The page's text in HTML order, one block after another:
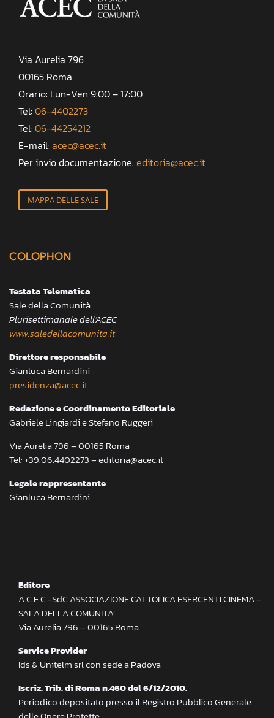
Via Aurelia 796
00165 Roma
Orario: Lun-Ven 9:00 – 17:00
Tel: 06-4402273
Tel: 06-44254212
E-mail: acec@acec.it
Per invio documentazione: editoria@acec.it
MAPPA DELLE SALE
COLOPHON
Testata Telematica
Sale della Comunità
Plurisettimanale dell’ACEC
www.saledellacomunita.it
Direttore responsabile
Gianluca Bernardini
presidenza@acec.it
Redazione e Coordinamento Editoriale
Gabriele Lingiardi e Stefano Ruggeri
Via Aurelia 796 – 00165 Roma
Tel: +39.06.4402273 – editoria@acec.it
Legale rappresentante
Gianluca Bernardini
Editore
A.C.E.C.-SdC ASSOCIAZIONE CATTOLICA ESERCENTI CINEMA –
SALA DELLA COMUNITA’
Via Aurelia 796 – 00165 Roma
Service Provider
Ids & Unitelm srl con sede a Padova
Iscriz. Trib. di Roma n.460 del 6/12/2010.
Periodico depositato presso il Registro Pubblico Generale